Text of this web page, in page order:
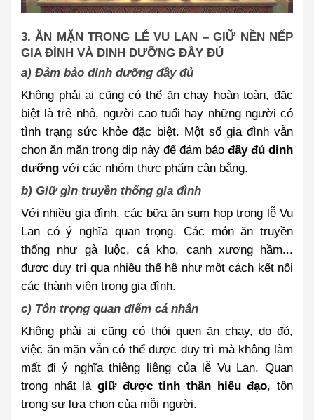
3. ĂN MẶN TRONG LỄ VU LAN – GIỮ NỀN NẾP
GIA ĐÌNH VÀ DINH DƯỠNG ĐẦY ĐỦ
a) Đảm bảo dinh dưỡng đầy đủ
Không phải ai cũng có thể ăn chay hoàn toàn, đặc
biệt là trẻ nhỏ, người cao tuổi hay những người có
tình trạng sức khỏe đặc biệt. Một số gia đình vẫn
chọn ăn mặn trong dịp này để đảm bảo đầy đủ dinh
dưỡng với các nhóm thực phẩm cân bằng.
b) Giữ gìn truyền thống gia đình
Với nhiều gia đình, các bữa ăn sum họp trong lễ Vu
Lan có ý nghĩa quan trọng. Các món ăn truyền
thống như gà luộc, cá kho, canh xương hầm...
được duy trì qua nhiều thế hệ như một cách kết nối
các thành viên trong gia đình.
c) Tôn trọng quan điểm cá nhân
Không phải ai cũng có thói quen ăn chay, do đó,
việc ăn mặn vẫn có thể được duy trì mà không làm
mất đi ý nghĩa thiêng liêng của lễ Vu Lan. Quan
trọng nhất là giữ được tinh thần hiếu đạo, tôn
trọng sự lựa chọn của mỗi người.